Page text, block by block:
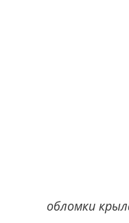
обломки